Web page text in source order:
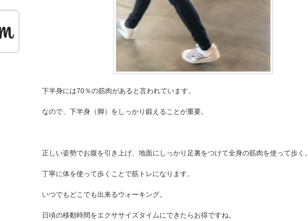
下半身には70％の筋肉があると言われています。
なので、下半身（脚）をしっかり鍛えることが重要。
正しい姿勢でお腹を引き上げ、地面にしっかり足裏をつけて全身の筋肉を使って歩く。
丁寧に体を使って歩くことで筋トレになります。
いつでもどこでも出来るウォーキング。
日頃の移動時間をエクササイズタイムにできたらお得ですね。